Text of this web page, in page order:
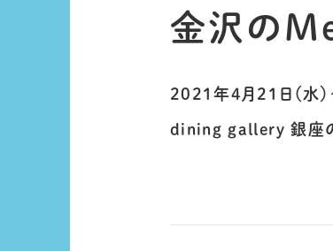
金沢の
2021年4月21日（水）
dining gallery 銀座